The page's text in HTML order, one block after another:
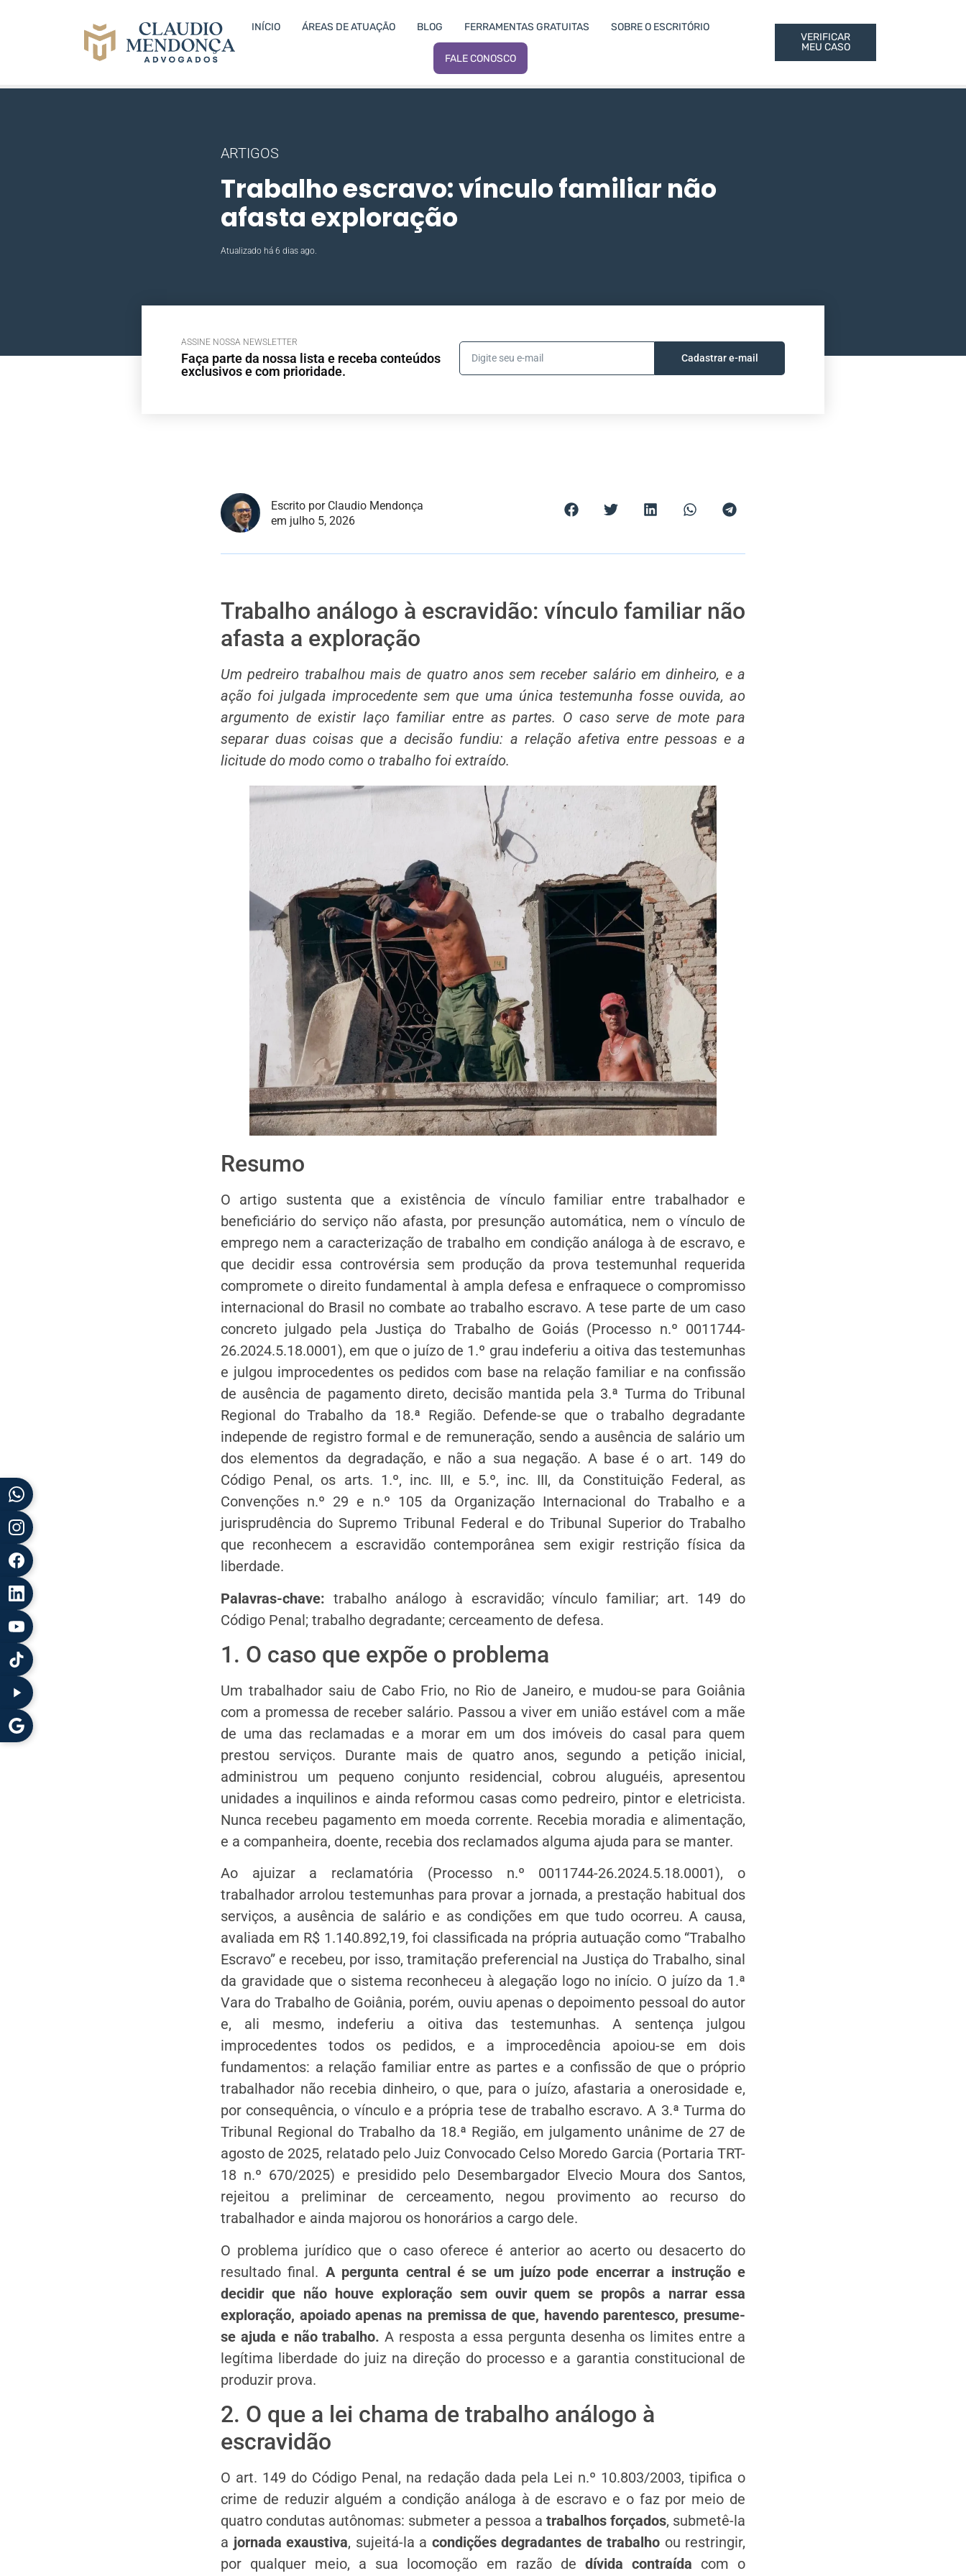
INÍCIO ÁREAS DE ATUAÇÃO BLOG FERRAMENTAS GRATUITAS SOBRE O ESCRITÓRIO
FALE CONOSCO
VERIFICAR
MEU CASO
ARTIGOS
Trabalho escravo: vínculo familiar não
afasta exploração
Atualizado há 6 dias ago.
ASSINE NOSSA NEWSLETTER
Faça parte da nossa lista e receba conteúdos
exclusivos e com prioridade.
Cadastrar e-mail
Escrito por Claudio Mendonça
em julho 5, 2026
Trabalho análogo à escravidão: vínculo familiar não
afasta a exploração
Um pedreiro trabalhou mais de quatro anos sem receber salário em dinheiro, e a
ação foi julgada improcedente sem que uma única testemunha fosse ouvida, ao
argumento de existir laço familiar entre as partes. O caso serve de mote para
separar duas coisas que a decisão fundiu: a relação afetiva entre pessoas e a
licitude do modo como o trabalho foi extraído.
Resumo
O artigo sustenta que a existência de vínculo familiar entre trabalhador e
beneficiário do serviço não afasta, por presunção automática, nem o vínculo de
emprego nem a caracterização de trabalho em condição análoga à de escravo, e
que decidir essa controvérsia sem produção da prova testemunhal requerida
compromete o direito fundamental à ampla defesa e enfraquece o compromisso
internacional do Brasil no combate ao trabalho escravo. A tese parte de um caso
concreto julgado pela Justiça do Trabalho de Goiás (Processo n.º 0011744-
26.2024.5.18.0001), em que o juízo de 1.º grau indeferiu a oitiva das testemunhas
e julgou improcedentes os pedidos com base na relação familiar e na confissão
de ausência de pagamento direto, decisão mantida pela 3.ª Turma do Tribunal
Regional do Trabalho da 18.ª Região. Defende-se que o trabalho degradante
independe de registro formal e de remuneração, sendo a ausência de salário um
dos elementos da degradação, e não a sua negação. A base é o art. 149 do
Código Penal, os arts. 1.º, inc. III, e 5.º, inc. III, da Constituição Federal, as
Convenções n.º 29 e n.º 105 da Organização Internacional do Trabalho e a
jurisprudência do Supremo Tribunal Federal e do Tribunal Superior do Trabalho
que reconhecem a escravidão contemporânea sem exigir restrição física da
liberdade.
Palavras-chave: trabalho análogo à escravidão; vínculo familiar; art. 149 do
Código Penal; trabalho degradante; cerceamento de defesa.
1. O caso que expõe o problema
Um trabalhador saiu de Cabo Frio, no Rio de Janeiro, e mudou-se para Goiânia
com a promessa de receber salário. Passou a viver em união estável com a mãe
de uma das reclamadas e a morar em um dos imóveis do casal para quem
prestou serviços. Durante mais de quatro anos, segundo a petição inicial,
administrou um pequeno conjunto residencial, cobrou aluguéis, apresentou
unidades a inquilinos e ainda reformou casas como pedreiro, pintor e eletricista.
Nunca recebeu pagamento em moeda corrente. Recebia moradia e alimentação,
e a companheira, doente, recebia dos reclamados alguma ajuda para se manter.
Ao ajuizar a reclamatória (Processo n.º 0011744-26.2024.5.18.0001), o
trabalhador arrolou testemunhas para provar a jornada, a prestação habitual dos
serviços, a ausência de salário e as condições em que tudo ocorreu. A causa,
avaliada em R$ 1.140.892,19, foi classificada na própria autuação como “Trabalho
Escravo” e recebeu, por isso, tramitação preferencial na Justiça do Trabalho, sinal
da gravidade que o sistema reconheceu à alegação logo no início. O juízo da 1.ª
Vara do Trabalho de Goiânia, porém, ouviu apenas o depoimento pessoal do autor
e, ali mesmo, indeferiu a oitiva das testemunhas. A sentença julgou
improcedentes todos os pedidos, e a improcedência apoiou-se em dois
fundamentos: a relação familiar entre as partes e a confissão de que o próprio
trabalhador não recebia dinheiro, o que, para o juízo, afastaria a onerosidade e,
por consequência, o vínculo e a própria tese de trabalho escravo. A 3.ª Turma do
Tribunal Regional do Trabalho da 18.ª Região, em julgamento unânime de 27 de
agosto de 2025, relatado pelo Juiz Convocado Celso Moredo Garcia (Portaria TRT-
18 n.º 670/2025) e presidido pelo Desembargador Elvecio Moura dos Santos,
rejeitou a preliminar de cerceamento, negou provimento ao recurso do
trabalhador e ainda majorou os honorários a cargo dele.
O problema jurídico que o caso oferece é anterior ao acerto ou desacerto do
resultado final. A pergunta central é se um juízo pode encerrar a instrução e
decidir que não houve exploração sem ouvir quem se propôs a narrar essa
exploração, apoiado apenas na premissa de que, havendo parentesco, presume-
se ajuda e não trabalho. A resposta a essa pergunta desenha os limites entre a
legítima liberdade do juiz na direção do processo e a garantia constitucional de
produzir prova.
2. O que a lei chama de trabalho análogo à
escravidão
O art. 149 do Código Penal, na redação dada pela Lei n.º 10.803/2003, tipifica o
crime de reduzir alguém a condição análoga à de escravo e o faz por meio de
quatro condutas autônomas: submeter a pessoa a trabalhos forçados, submetê-la
a jornada exaustiva, sujeitá-la a condições degradantes de trabalho ou restringir,
por qualquer meio, a sua locomoção em razão de dívida contraída com o